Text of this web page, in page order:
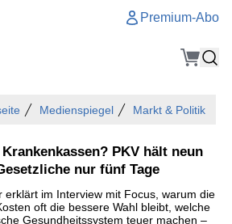
Premium-Abo
Medienspiegel Markt & Politik
PKV hält neun
nur fünf Tage
erklärt im Interview mit Focus, warum die
oft die bessere Wahl bleibt, welche
Gesundheitssystem teuer machen –